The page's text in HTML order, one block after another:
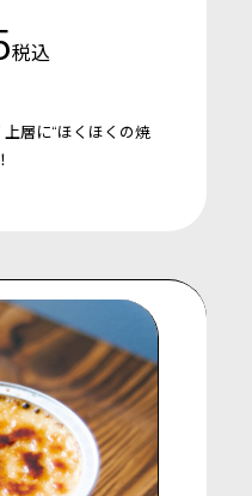
税込
上層に“ほくほくの焼